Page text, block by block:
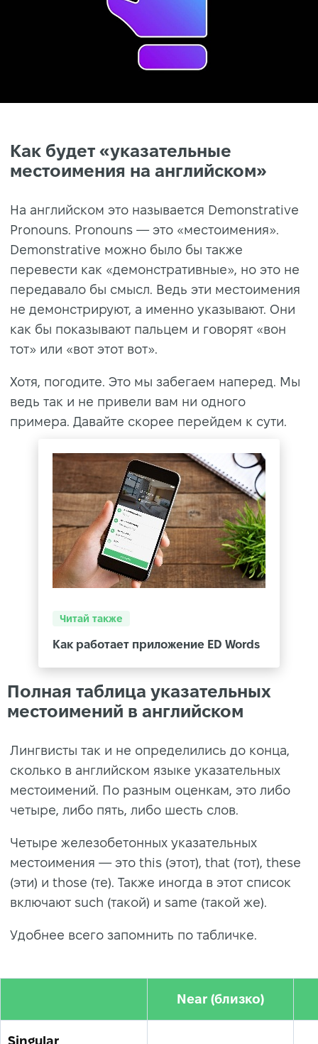
Как будет «указательные
местоимения на английском»
На английском это называется Demonstrative
Pronouns. Pronouns — это «местоимения».
Demonstrative можно было бы также
перевести как «демонстративные», но это не
передавало бы смысл. Ведь эти местоимения
не демонстрируют, а именно указывают. Они
как бы показывают пальцем и говорят «вон
тот» или «вот этот вот».
Хотя, погодите. Это мы забегаем наперед. Мы
ведь так и не привели вам ни одного
примера. Давайте скорее перейдем к сути.
Читай также
Как работает приложение ED Words
Полная таблица указательных
местоимений в английском
Лингвисты так и не определились до конца,
сколько в английском языке указательных
местоимений. По разным оценкам, это либо
четыре, либо пять, либо шесть слов.
Четыре железобетонных указательных
местоимения — это this (этот), that (тот), these
(эти) и those (те). Также иногда в этот список
включают such (такой) и same (такой же).
Удобнее всего запомнить по табличке.
Near (близко)
Singular